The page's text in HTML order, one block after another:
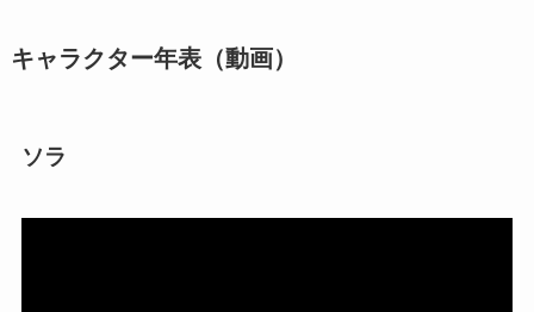
キャラクター年表（動画）
ソラ